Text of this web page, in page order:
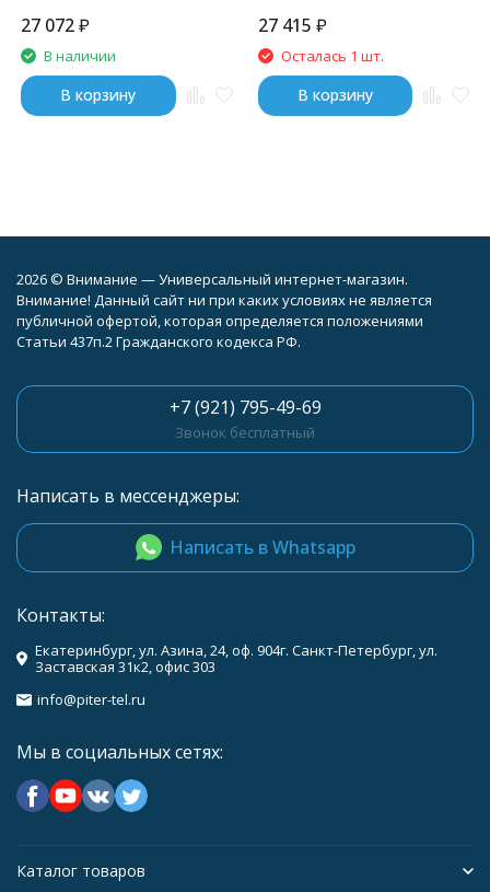
27 072₽
В наличии
В корзину
27 415 ₽
Осталась 1 шт.
В корзину
2026 © Внимание — Универсальный интернет-магазин.
Внимание! Данный сайт ни при каких условиях не является
публичной офертой, которая определяется положениями
Статьи 437п.2 Гражданского кодекса РФ.
+7 (921) 795-49-69
Звонок бесплатный
Написать в мессенджеры:
Написать в Whatsapp
Контакты:
Екатеринбург, ул. Азина, 24, оф. 904г. Санкт-Петербург, ул.
Заставская 31к2, офис 303
info@piter-tel.ru
Мы в социальных сетях:
Каталог товаров